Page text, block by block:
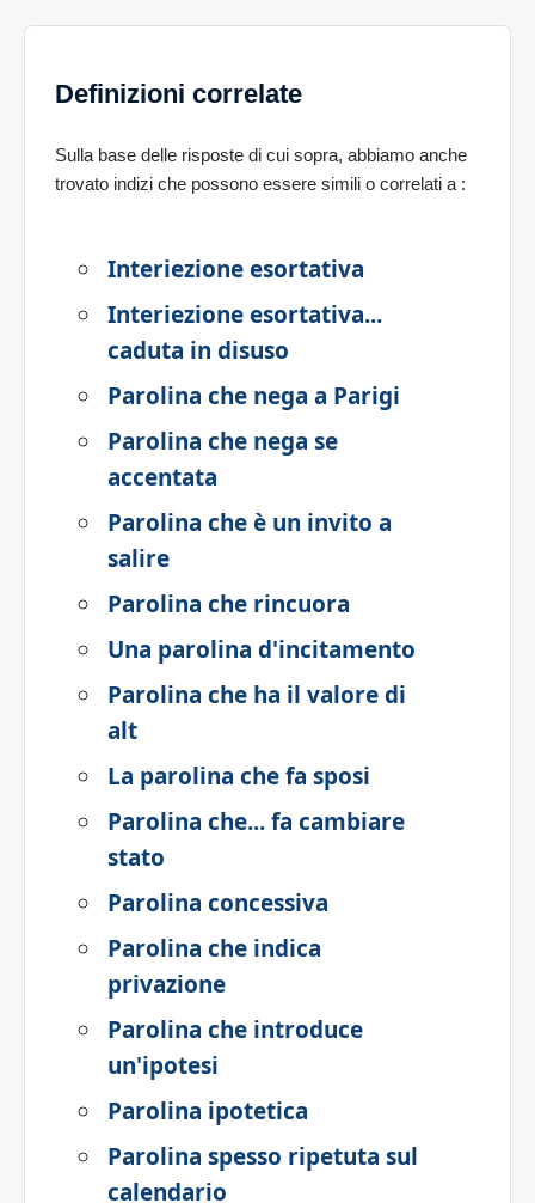
Definizioni correlate
Sulla base delle risposte di cui sopra, abbiamo anche
trovato indizi che possono essere simili o correlati a :
Interiezione esortativa
Interiezione esortativa...
caduta in disuso
Parolina che nega a Parigi
Parolina che nega se
accentata
Parolina che è un invito a
salire
Parolina che rincuora
Una parolina d'incitamento
Parolina che ha il valore di
alt
La parolina che fa sposi
Parolina che... fa cambiare
stato
Parolina concessiva
Parolina che indica
privazione
Parolina che introduce
un'ipotesi
Parolina ipotetica
Parolina spesso ripetuta sul
calendario